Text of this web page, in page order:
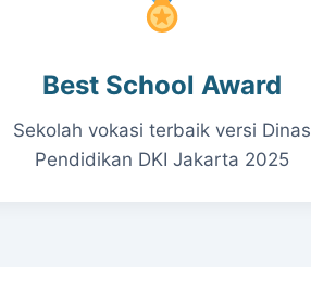
Best School Award
Sekolah vokasi terbaik versi Dinas
Pendidikan DKI Jakarta 2025